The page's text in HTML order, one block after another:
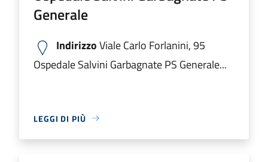
Generale
IndirizzoViale Carlo Forlanini, 95
Ospedale Salvini Garbagnate PS Generale...
LEGGI DI PIÙ